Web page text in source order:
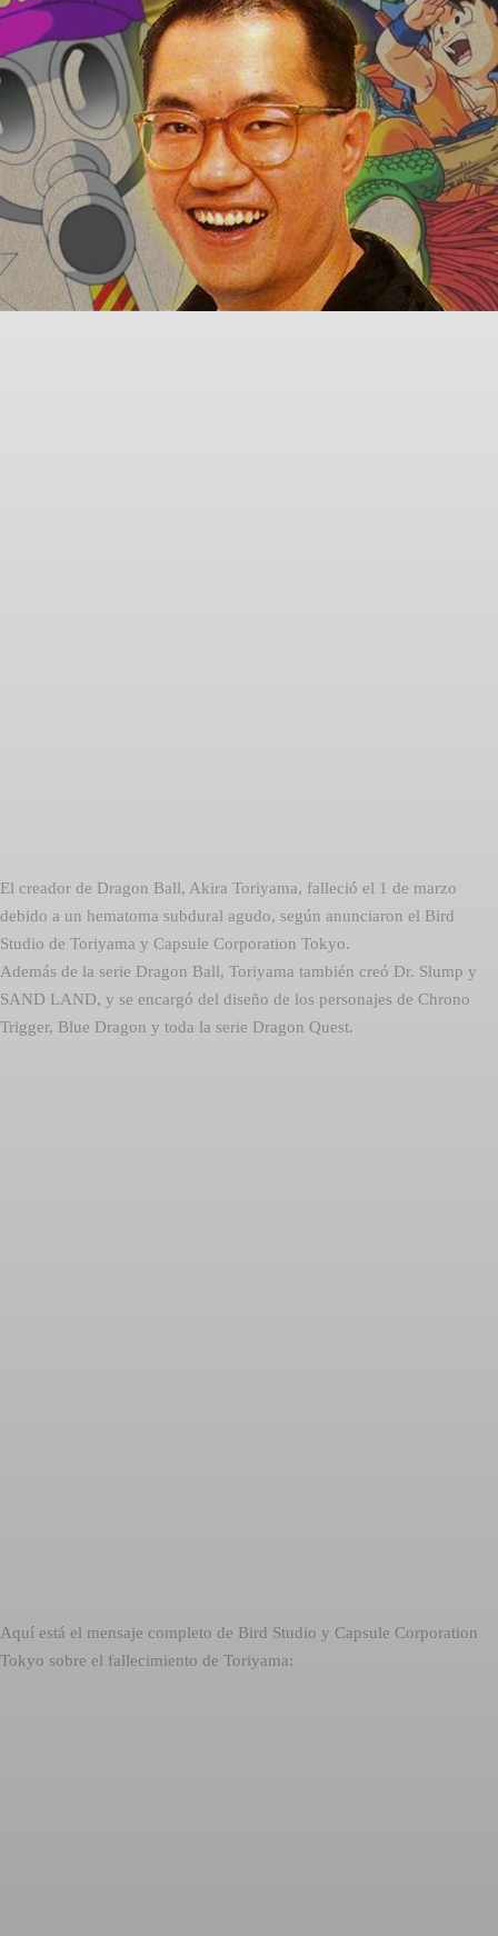
Facebook Twitter Pinterest
El creador de Dragon Ball, Akira Toriyama, falleció el 1 de marzo
debido a un hematoma subdural agudo, según anunciaron el Bird
Studio de Toriyama y Capsule Corporation Tokyo.
Además de la serie Dragon Ball, Toriyama también creó Dr. Slump y
SAND LAND, y se encargó del diseño de los personajes de Chrono
Trigger, Blue Dragon y toda la serie Dragon Quest.
Aquí está el mensaje completo de Bird Studio y Capsule Corporation
Tokyo sobre el fallecimiento de Toriyama: